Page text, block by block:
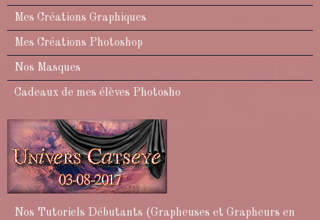
Mes Créations Graphiques
Mes Créations Photoshop
Nos Masques
Cadeaux de mes élèves Photosho
Nos Tutoriels Débutants (Grapheuses et Grapheurs en